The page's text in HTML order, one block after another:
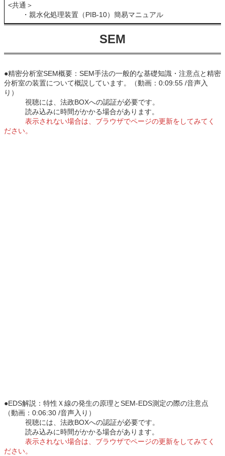
<共通＞
・親水化処理装置（PIB-10）簡易マニュアル
SEM
●精密分析室SEM概要：SEM手法の一般的な基礎知識・注意点と精密
分析室の装置について概説しています。（動画：0:09:55 /音声入
り）
視聴には、法政BOXへの認証が必要です。
読み込みに時間がかかる場合があります。
表示されない場合は、ブラウザでページの更新をしてみてく
ださい。
●EDS解説：特性Ｘ線の発生の原理とSEM-EDS測定の際の注意点
（動画：0:06:30 /音声入り）
視聴には、法政BOXへの認証が必要です。
読み込みに時間がかかる場合があります。
表示されない場合は、ブラウザでページの更新をしてみてく
ださい。